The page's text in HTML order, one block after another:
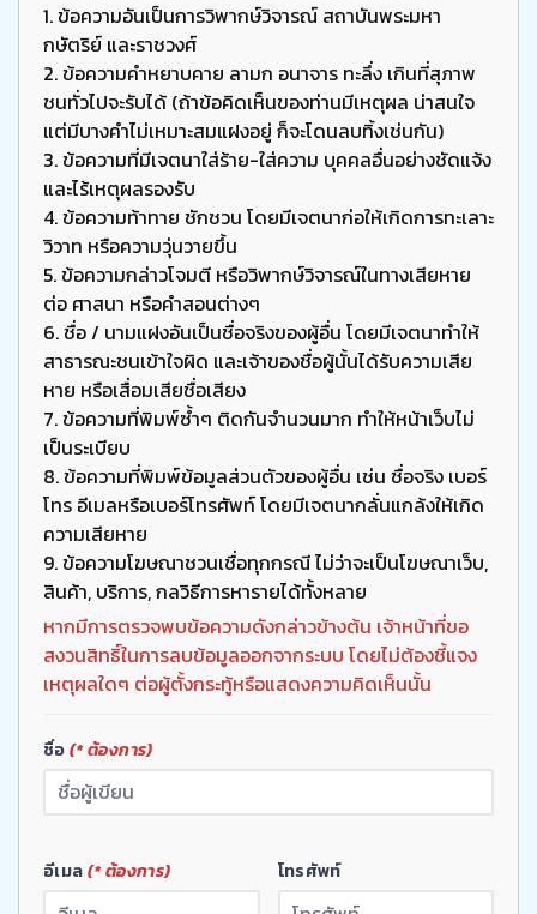
1. ข้อความอันเป็นการวิพากษ์วิจารณ์ สถาบันพระมหา
กษัตริย์ และราชวงศ์
2. ข้อความคำหยาบคาย ลามก อนาจาร ทะลึ่ง เกินที่สุภาพ
ชนทั่วไปจะรับได้ (ถ้าข้อคิดเห็นของท่านมีเหตุผล น่าสนใจ
แต่มีบางคำไม่เหมาะสมแฝงอยู่ ก็จะโดนลบทิ้งเช่นกัน)
3. ข้อความที่มีเจตนาใส่ร้าย-ใส่ความ บุคคลอื่นอย่างชัดแจ้ง
และไร้เหตุผลรองรับ
4. ข้อความท้าทาย ชักชวน โดยมีเจตนาก่อให้เกิดการทะเลาะ
วิวาท หรือความวุ่นวายขึ้น
5. ข้อความกล่าวโจมตี หรือวิพากษ์วิจารณ์ในทางเสียหาย
ต่อ ศาสนา หรือคำสอนต่างๆ
6. ชื่อ / นามแฝงอันเป็นชื่อจริงของผู้อื่น โดยมีเจตนาทำให้
สาธารณะชนเข้าใจผิด และเจ้าของชื่อผู้นั้นได้รับความเสีย
หาย หรือเสื่อมเสียชื่อเสียง
7. ข้อความที่พิมพ์ซ้ำๆ ติดกันจำนวนมาก ทำให้หน้าเว็บไม่
เป็นระเบียบ
8. ข้อความที่พิมพ์ข้อมูลส่วนตัวของผู้อื่น เช่น ชื่อจริง เบอร์
โทร อีเมลหรือเบอร์โทรศัพท์ โดยมีเจตนากลั่นแกล้งให้เกิด
ความเสียหาย
9. ข้อความโฆษณาชวนเชื่อทุกกรณี ไม่ว่าจะเป็นโฆษณาเว็บ,
สินค้า, บริการ, กลวิธีการหารายได้ทั้งหลาย
หากมีการตรวจพบข้อความดังกล่าวข้างต้น เจ้าหน้าที่ขอ
สงวนสิทธิ์ในการลบข้อมูลออกจากระบบ โดยไม่ต้องชี้แจง
เหตุผลใดๆ ต่อผู้ตั้งกระทู้หรือแสดงความคิดเห็นนั้น
ชื่อ(* ต้องการ)
อีเมล(* ต้องการ) โทรศัพท์